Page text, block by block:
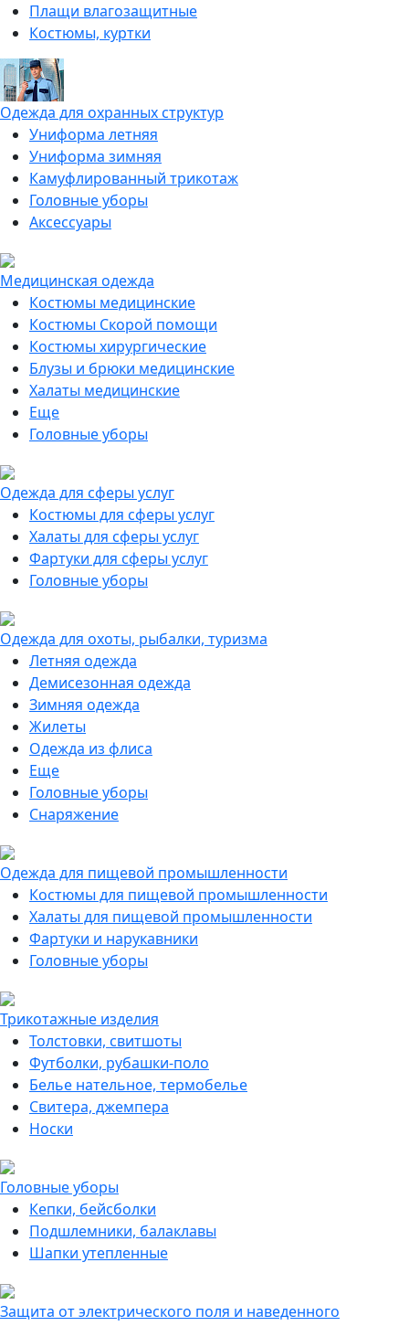
Плащи влагозащитные
Костюмы, куртки
Одежда для охранных структур
Униформа летняя
Униформа зимняя
Камуфлированный трикотаж
Головные уборы
Аксессуары
Медицинская одежда
Костюмы медицинские
Костюмы Скорой помощи
Костюмы хирургические
Блузы и брюки медицинские
Халаты медицинские
Еще
Головные уборы
Одежда для сферы услуг
Костюмы для сферы услуг
Халаты для сферы услуг
Фартуки для сферы услуг
Головные уборы
Одежда для охоты, рыбалки, туризма
Летняя одежда
Демисезонная одежда
Зимняя одежда
Жилеты
Одежда из флиса
Еще
Головные уборы
Снаряжение
Одежда для пищевой промышленности
Костюмы для пищевой промышленности
Халаты для пищевой промышленности
Фартуки и нарукавники
Головные уборы
Трикотажные изделия
Толстовки, свитшоты
Футболки, рубашки-поло
Белье нательное, термобелье
Свитера, джемпера
Носки
Головные уборы
Кепки, бейсболки
Подшлемники, балаклавы
Шапки утепленные
Защита от электрического поля и наведенного